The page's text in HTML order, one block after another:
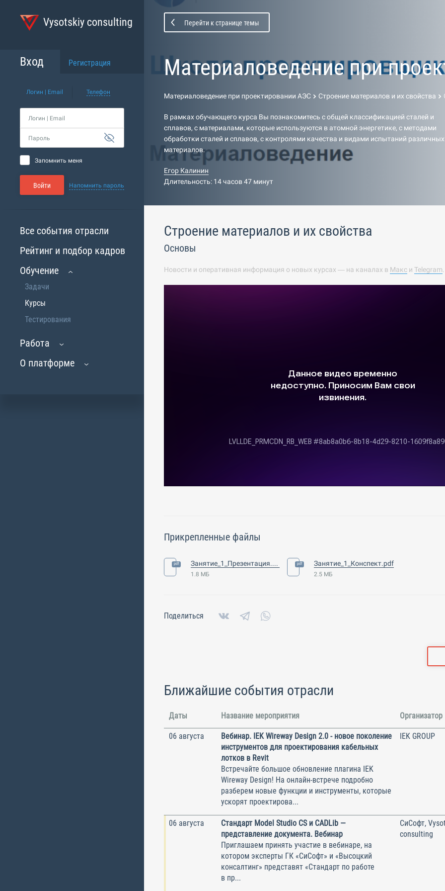
Vysotskiy consulting
Вход Регистрация
Логин | Email Телефон
Логин | Email
Пароль
Запомнить меня
Войти Напомнить пароль
Все события отрасли
Рейтинг и подбор кадров
Обучение
Задачи
Курсы
Тестирования
Работа
О платформе
Перейти к странице темы
Материаловедение при
Материаловедение при проектировании АЭС Строение материалов и их свойства
В рамках обучающего курса Вы познакомитесь с общей классификацией сталей и
сплавов, с материалами, которые используются в атомной энергетике, с методами
обработки сталей и сплавов, с контролями качества и видами испытаний различных
материалов.
Егор Калинин
Длительность: 14 часов 47 минут
Строение материалов и их свойства
Основы
Новости и оперативная информация о новых курсах — на каналах в Макс и Telegram
Прикрепленные файлы
Занятие_1_Презентация.pdf
1.8 МБ
Занятие_1_Конспект.pdf
2.5 МБ
Поделиться
Ближайшие события отрасли
Даты Название мероприятия Организатор
06 августа
Вебинар. IEK Wireway Design 2.0 - новое поколение
инструментов для проектирования кабельных
лотков в Revit
Встречайте большое обновление плагина IEK
Wireway Design! На онлайн-встрече подробно
разберем новые функции и инструменты, которые
ускорят проектирова...
IEK GROUP
06 августа
Стандарт Model Studio CS и CADLib —
представление документа. Вебинар
Приглашаем принять участие в вебинаре, на
котором эксперты ГК «СиСофт» и «Высоцкий
консалтинг» представят «Стандарт по работе
в пр...
СиСофт,
consulting